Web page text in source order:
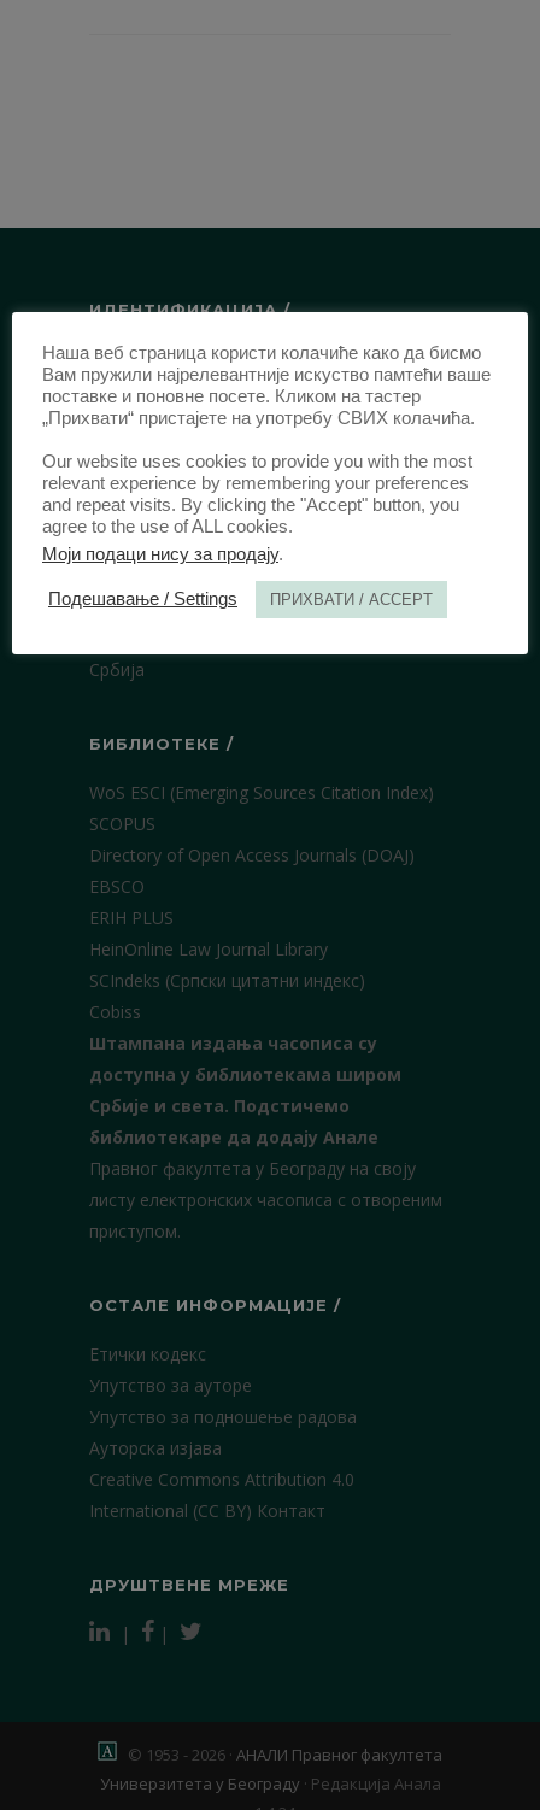
ИДЕНТИФИКАЦИЈА /
ISSN:0003-2565(Штампано издање)
еISSN:2406-2693(Онлајн издање)
DOI:10.51204/Anali_PFBU_1906
ИЗДАВАЧ /
Правни факултет Универзитета у
Булевар краља Александра 67
Србија
БИБЛИОТЕКЕ /
WoS ESCI (Emerging Sources Citation Index)
SCOPUS
Directory of Open Access Journals (DOAJ)
EBSCO
ERIH PLUS
HeinOnline Law Journal Library
SCIndeks (Српски цитатни индекс)
Cobiss
Штампана издања часописа су
доступна у библиотекама широм
Србије и света. Подстичемо
библиотекаре да додају Анале
Правног факултета у Београду на своју
листу електронских часописа с отвореним
приступом.
ОСТАЛЕ ИНФОРМАЦИЈЕ /
Етички кодекс
Упутство за ауторе
Упутство за подношење радова
Ауторска изјава
Creative Commons Attribution 4.0
International (CC BY) Контакт
ДРУШТВЕНЕ МРЕЖЕ
| |
© 1953 - 2026 · АНАЛИ Правног факултета
Универзитета у Београду · Редакција Анала
Наша веб страница користи колачиће како да бисмо
Вам пружили најрелевантније искуство памтећи ваше
поставке и поновне посете. Кликом на тастер
„Прихвати“ пристајете на употребу СВИХ колачића.
Our website uses cookies to provide you with the most
relevant experience by remembering your preferences
and repeat visits. By clicking the "Accept" button, you
agree to the use of ALL cookies.
Моји подаци нису за продају.
Подешавање / Settings ПРИХВАТИ / ACCEPT